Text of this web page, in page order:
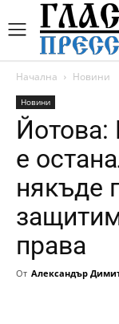
Начална Новини
Новини
Йотова:
е
някъде
права
От Александър